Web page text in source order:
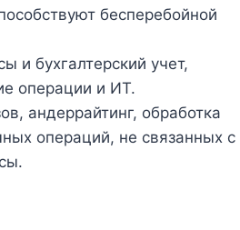
бесперебойной
и бухгалтерский учет,
операции и ИТ.
андеррайтинг, обработка
операций, не связанных с